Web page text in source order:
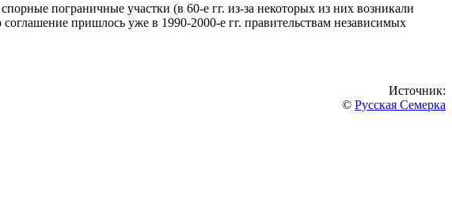
пограничные участки (в 60-е гг. из-за некоторых из них возникали
пришлось уже в 1990-2000-е гг. правительствам независимых
Источник:
© Русская Семерка